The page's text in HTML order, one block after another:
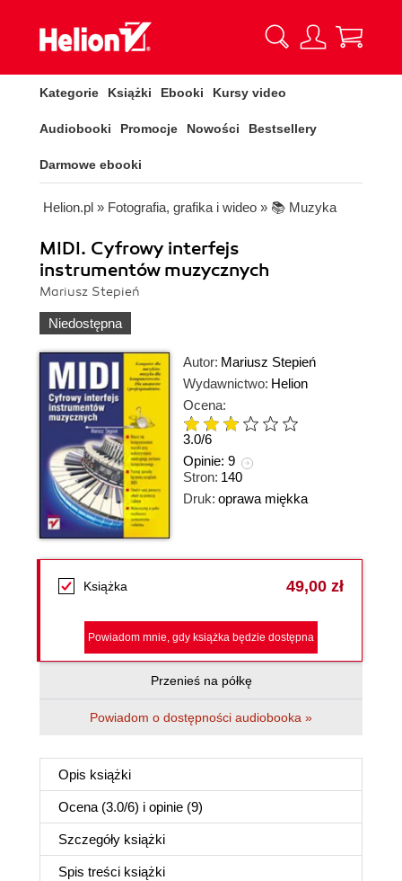
Kategorie Książki Ebooki Kursy video
Audiobooki Promocje Nowości Bestsellery
Darmowe ebooki
Helion.pl » Fotografia, grafika i wideo » 📚 Muzyka
MIDI. Cyfrowy interfejs
instrumentów muzycznych
Mariusz Stepień
Niedostępna
Autor: Mariusz Stepień
Wydawnictwo: Helion
Ocena:
3.0/6
Opinie: 9
Stron: 140
Druk: oprawa miękka
Książka 49,00 zł
Powiadom mnie, gdy książka będzie dostępna
Przenieś na półkę
Powiadom o dostępności audiobooka »
Opis książki
Ocena (3.0/6) i opinie (9)
Szczegóły książki
Spis treści książki